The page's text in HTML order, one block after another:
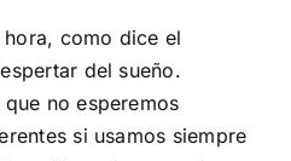
hora, como dice el
del sueño.
no esperemos
si usamos siempre